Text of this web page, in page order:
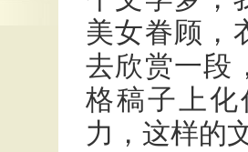
美女眷顾，
去欣赏一段
格稿子上
力，这样的